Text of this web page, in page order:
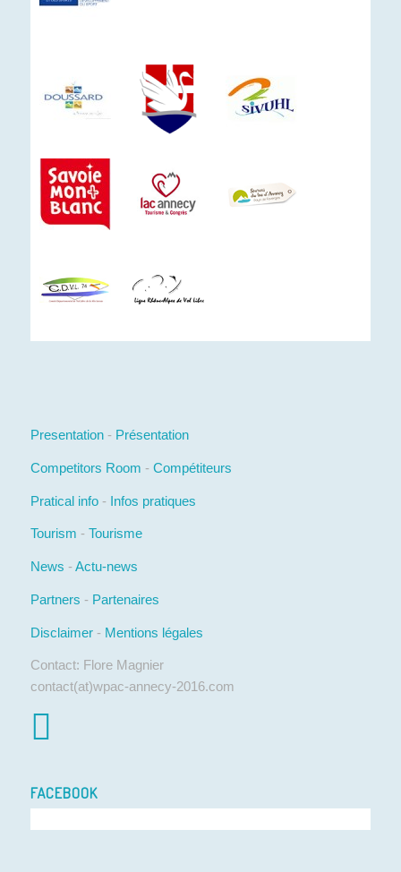
Presentation- Présentation
Competitors Room - Compétiteurs
Pratical info- Infos pratiques
Tourism - Tourisme
News -Actu-news
Partners - Partenaires
Disclaimer- Mentions légales
Contact: Flore Magnier
contact(at)wpac-annecy-2016.com
FACEBOOK